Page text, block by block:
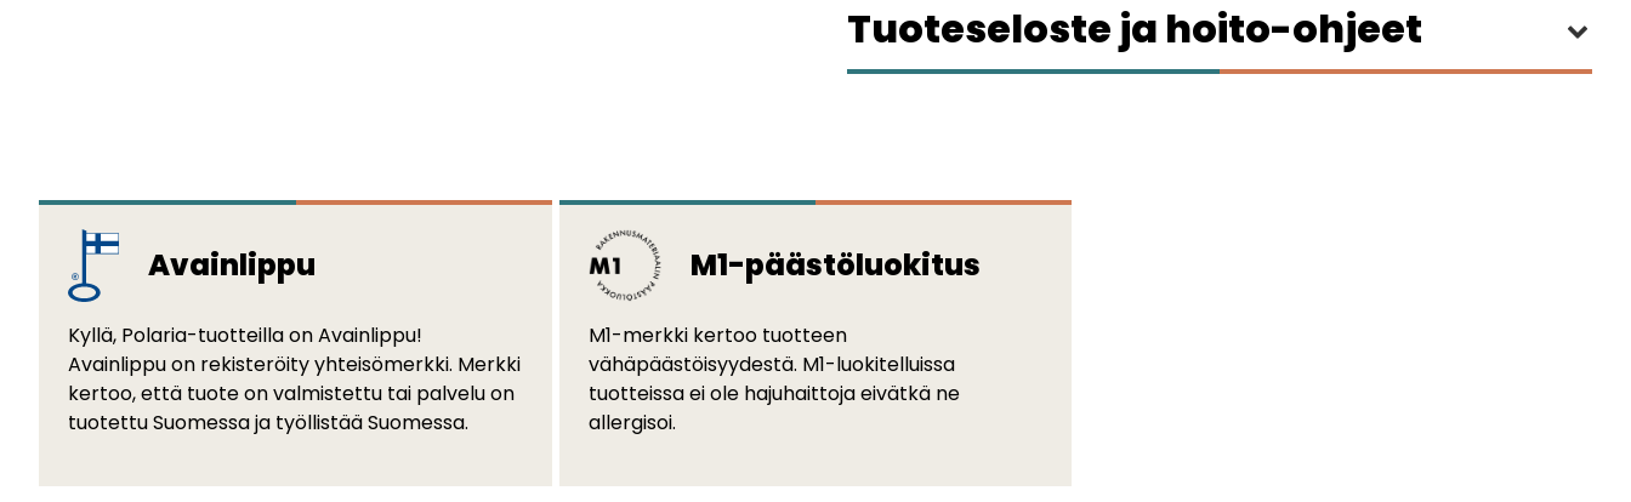
Tuoteseloste ja hoito-ohjeet
Avainlippu
Kyllä, Polaria-tuotteilla on Avainlippu!
Avainlippu on rekisteröity yhteisömerkki. Merkki
kertoo, että tuote on valmistettu tai palvelu on
tuotettu Suomessa ja työllistää Suomessa.
M1-päästöluokitus
M1-merkki kertoo tuotteen
vähäpäästöisyydestä. M1-luokitelluissa
tuotteissa ei ole hajuhaittoja eivätkä ne
allergisoi.